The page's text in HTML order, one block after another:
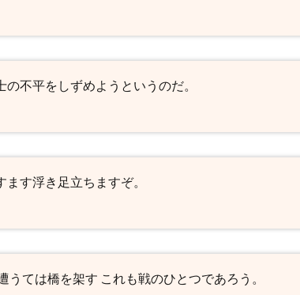
不平をしずめようというのだ。
す浮き足立ちますぞ。
うては橋を架す これも戦のひとつであろう。